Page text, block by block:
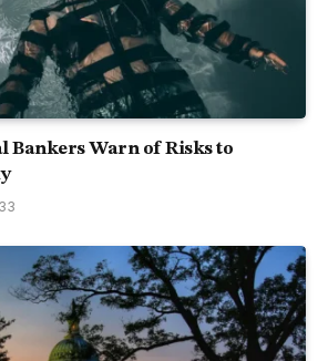
Bankers Warn of Risks to